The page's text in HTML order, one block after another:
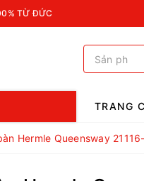
TỪ ĐỨC
TRANG
Hermle Queensway